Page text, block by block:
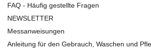
FAQ - Häufig gestellte Fragen
NEWSLETTER
Messanweisungen
Anleitung für den Gebrauch, Waschen und